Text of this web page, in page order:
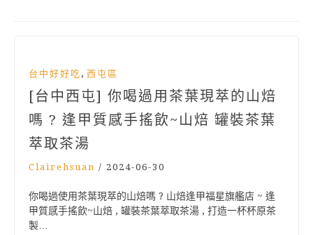
台中好好吃 , 西屯區
[台中西屯] 你喝過用茶葉現萃的山焙
嗎 ? 逢甲質感手搖飲~山焙 罐裝茶葉
萃取茶湯
Clairehsuan / 2024-06-30
你喝過使用茶葉現萃的山焙嗎 ? 山焙逢甲福星旗艦店 ~ 逢
甲質感手搖飲~山焙 , 罐裝茶葉萃取茶湯 , 打造一杯杯原茶
製…